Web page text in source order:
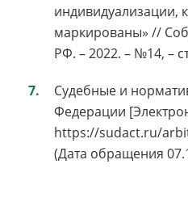
индивидуализации,
маркированы» //
РФ. – 2022. – №14, –
Судебные и
Федерации
https://sudact.ru/
(Дата обращения